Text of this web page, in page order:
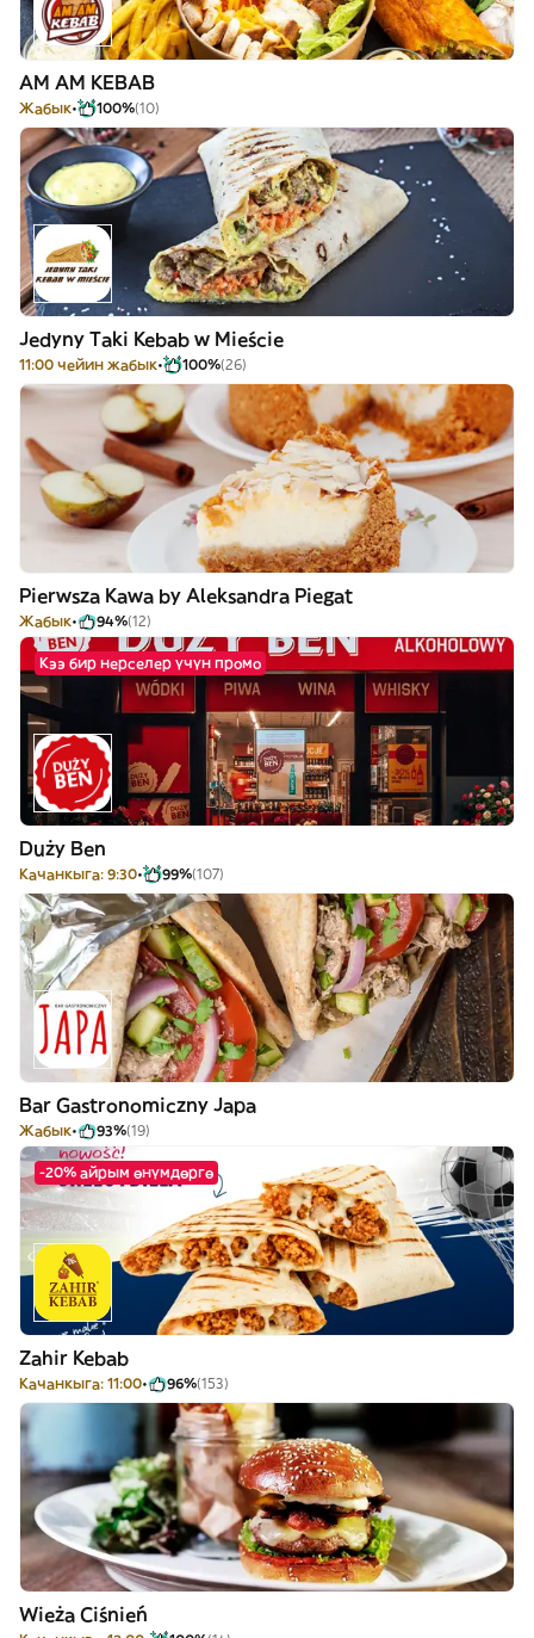
AM AM KEBAB
Жабык 100%(10)
Jedyny Taki Kebab w Mieście
11:00 чейин жабык 100%(26)
Pierwsza Kawa by Aleksandra Piegat
Жабык 94%(12)
Кээ бир нерселер үчүн промо
Duży Ben
Качанкыга: 9:30 99%(107)
Bar Gastronomiczny Japa
Жабык 93%(19)
-20% айрым өнүмдөргө
Zahir Kebab
Качанкыга: 11:00 96%(153)
Wieża Ciśnień